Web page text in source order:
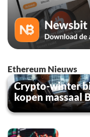
Ethereum Nieuws
Crypto-winter
kopen massaal